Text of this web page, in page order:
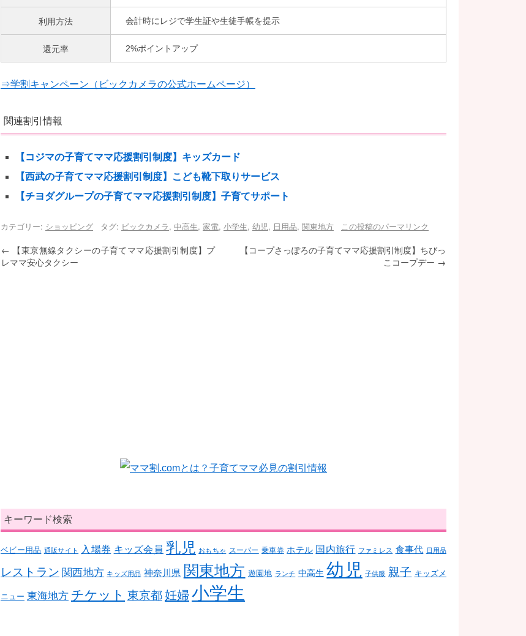
利用方法 会計時にレジで学生証や生徒手帳を提示
還元率 2%ポイントアップ
⇒学割キャンペーン（ビックカメラの公式ホームページ）
関連割引情報
【コジマの子育てママ応援割引制度】キッズカード
【西武の子育てママ応援割引制度】こども靴下取りサービス
【チヨダグループの子育てママ応援割引制度】子育てサポート
カテゴリー: ショッピング タグ: ビックカメラ, 中高生, 家電, 小学生, 幼児, 日用品, 関東地方 この投稿のパーマリンク
← 【東京無線タクシーの子育てママ応援割引制度】プ
レママ安心タクシー
【コープさっぽろの子育てママ応援割引制度】ちびっ
こコープデー →
キーワード検索
ベビー用品 通販サイト 入場券 キッズ会員 乳児 おもちゃ スーパー 乗車券 ホテル 国内旅行 ファミレス 食事代 日用品
レストラン 関西地方 キッズ用品 神奈川県 関東地方 遊園地 ランチ 中高生 幼児 子供服 親子 キッズメ
ニュー 東海地方 チケット 東京都妊婦 小学生